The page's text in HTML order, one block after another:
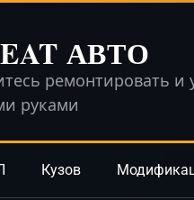
АВТО
ремонтировать и
руками
Кузов